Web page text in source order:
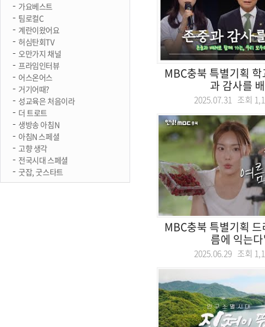
가요베스트
팀로컬C
계란이왔어요
허심탄회TV
오만가지 채널
프라임인터뷰
어스온어스
거기어때?
성교육은 처음이라
더 트로트
생방송 아침N
아침N 스페셜
고향 생각
전국시대 스페셜
굿잡, 굿스타트
MBC충북 특별기획
과 감사를
2025.07.31 조회
MBC충북 특별기획
름에 익는
2025.06.29 조회